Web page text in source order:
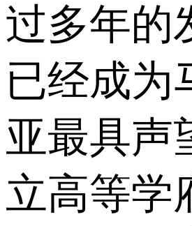
过多年的
已经成为
亚最具声
立高等学